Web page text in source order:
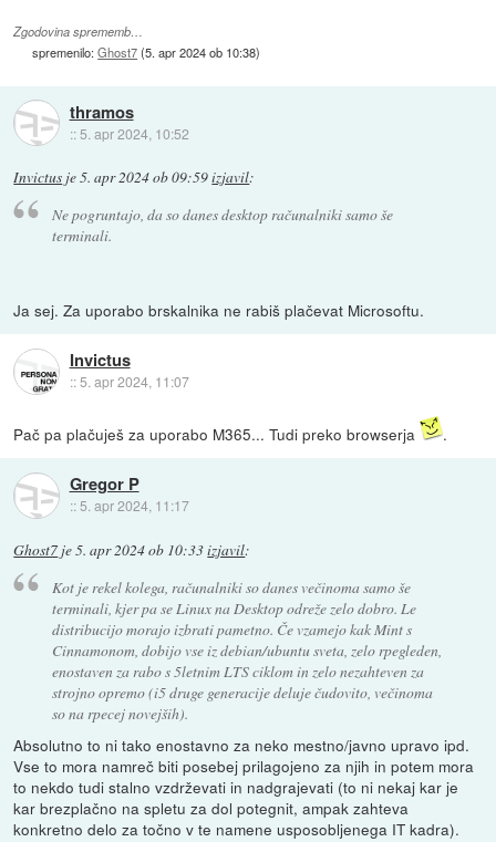
Zgodovina sprememb…
spremenilo:Ghost7(5. apr 2024 ob 10:38)
thramos
:: 5. apr 2024, 10:52
Invictus je5. apr 2024 ob 09:59izjavil:
Ne pogruntajo, da so danes desktop računalniki samo še
terminali.
Ja sej. Za uporabo brskalnika ne rabiš plačevat Microsoftu.
Invictus
::5. apr 2024, 11:07
Pač pa plačuješ za uporabo M365... Tudi preko browserja .
Gregor P
:: 5. apr 2024, 11:17
Ghost7 je5. apr 2024 ob 10:33izjavil:
Kot je rekel kolega, računalniki so danes večinoma samo še
terminali, kjer pa se Linux na Desktop odreže zelo dobro. Le
distribucijo morajo izbrati pametno. Če vzamejo kak Mint s
Cinnamonom, dobijo vse iz debian/ubuntu sveta, zelo rpegleden,
enostaven za rabo s 5letnim LTS ciklom in zelo nezahteven za
strojno opremo (i5 druge generacije deluje čudovito, večinoma
so na rpecej novejših).
Absolutno to ni tako enostavno za neko mestno/javno upravo ipd.
Vse to mora namreč biti posebej prilagojeno za njih in potem mora
to nekdo tudi stalno vzdrževati in nadgrajevati (to ni nekaj kar je
kar brezplačno na spletu za dol potegnit, ampak zahteva
konkretno delo za točno v te namene usposobljenega IT kadra).